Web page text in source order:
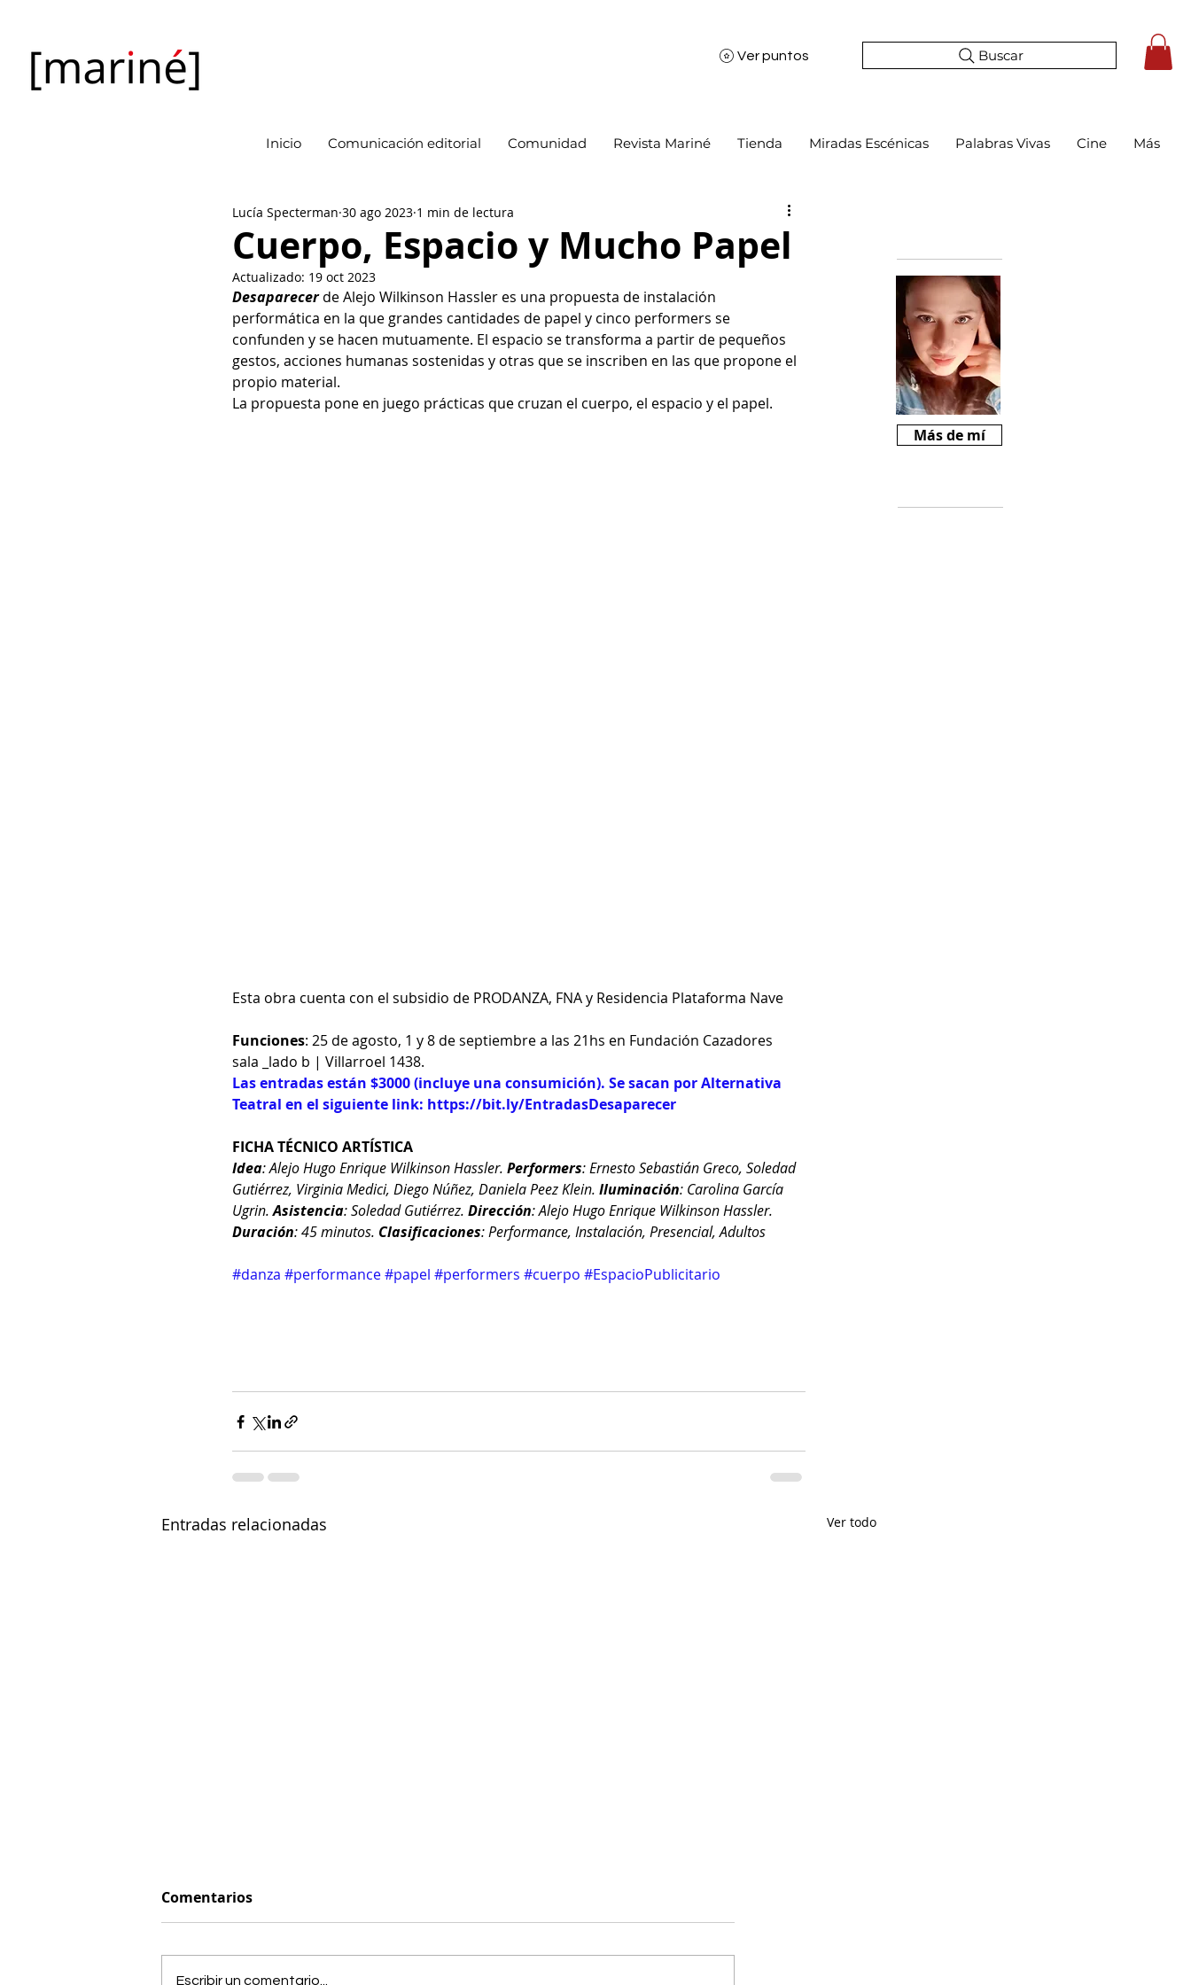
Ver puntos Buscar
Inicio Comunicación editorial Comunidad Revista Mariné Tienda Miradas Escénicas Palabras Vivas Cine Más
Cuerpo, Espacio y Mucho Papel
Lucía Specterman 30 ago 2023 1 min de lectura
Actualizado: 19 oct 2023
Desaparecer de Alejo Wilkinson Hassler es una propuesta de instalación
performática en la que grandes cantidades de papel y cinco performers se
confunden y se hacen mutuamente. El espacio se transforma a partir de pequeños
gestos, acciones humanas sostenidas y otras que se inscriben en las que propone el
propio material.
La propuesta pone en juego prácticas que cruzan el cuerpo, el espacio y el papel.
Esta obra cuenta con el subsidio de PRODANZA, FNA y Residencia Plataforma Nave
Funciones: 25 de agosto, 1 y 8 de septiembre a las 21hs en Fundación Cazadores
sala _lado b | Villarroel 1438.
Las entradas están $3000 (incluye una consumición). Se sacan por Alternativa
Teatral en el siguiente link: https://bit.ly/EntradasDesaparecer
FICHA TÉCNICO ARTÍSTICA
Idea: Alejo Hugo Enrique Wilkinson Hassler. Performers: Ernesto Sebastián Greco, Soledad
Gutiérrez, Virginia Medici, Diego Núñez, Daniela Peez Klein. Iluminación: Carolina García
Ugrin. Asistencia: Soledad Gutiérrez. Dirección: Alejo Hugo Enrique Wilkinson Hassler.
Duración: 45 minutos. Clasificaciones: Performance, Instalación, Presencial, Adultos
#danza #performance#papel #performers #cuerpo #EspacioPublicitario
Entradas relacionadas Ver todo
Comentarios
Escribir un comentario...
Más de mí